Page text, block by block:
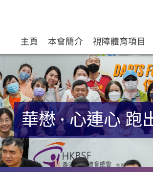
主頁 本會簡介 視障體育項目
華懋 · 心連心 跑